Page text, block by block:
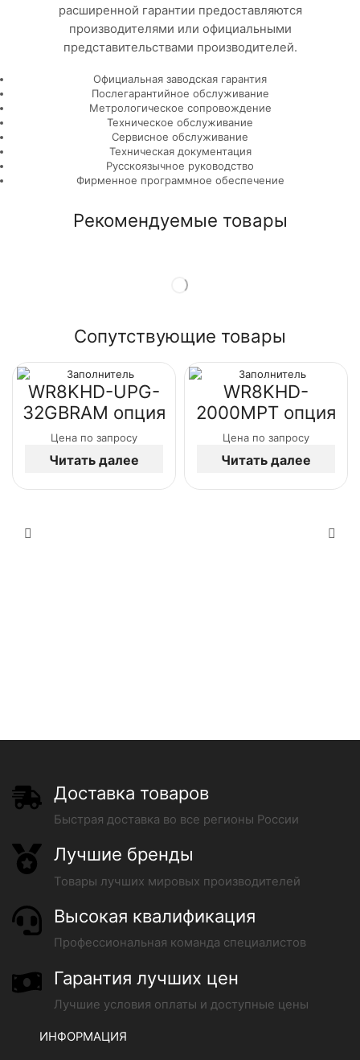
расширенной гарантии предоставляются
производителями или официальными
представительствами производителей.
Официальная заводская гарантия
Послегарантийное обслуживание
Метрологическое сопровождение
Техническое обслуживание
Сервисное обслуживание
Техническая документация
Русскоязычное руководство
Фирменное программное обеспечение
Рекомендуемые товары
Сопутствующие товары
WR8KHD-UPG-
32GBRAM опция
Цена по запросу
Читать далее
WR8KHD-
2000MPT опция
Цена по запросу
Читать далее
Доставка товаров
Быстрая доставка во все регионы России
Лучшие бренды
Товары лучших мировых производителей
Высокая квалификация
Профессиональная команда специалистов
Гарантия лучших цен
Лучшие условия оплаты и доступные цены
ИНФОРМАЦИЯ